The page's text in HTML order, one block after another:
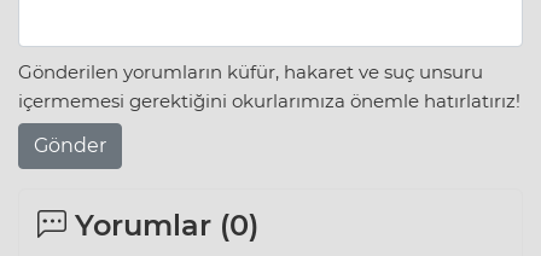
Gönderilen yorumların küfür, hakaret ve suç unsuru
içermemesi gerektiğini okurlarımıza önemle hatırlatırız!
Gönder
Yorumlar (0)